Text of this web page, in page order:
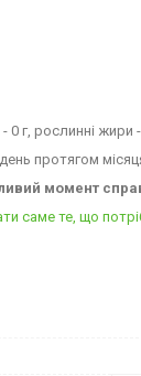
0 г, рослинні
протягом
момент
саме те, що